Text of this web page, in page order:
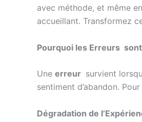
avec méthode, et même
accueillant. Transformez
Pourquoi les Erreurs
Une erreur survient
sentiment d’abandon.
Dégradation de